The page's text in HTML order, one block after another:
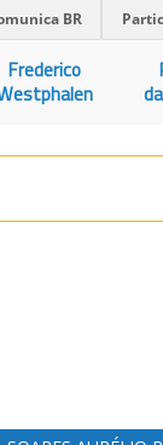
BR
Frederico